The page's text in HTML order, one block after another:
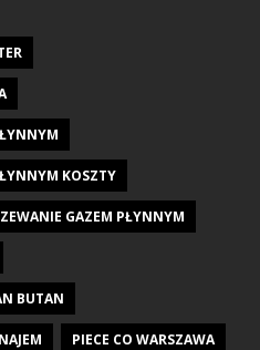
KOSZTY
GAZEM PŁYNNYM
BUTAN
PIECE CO WARSZAWA